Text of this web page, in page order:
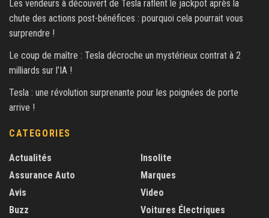
Les vendeurs à découvert de Tesla raflent le jackpot après la
chute des actions post-bénéfices : pourquoi cela pourrait vous
surprendre !
Le coup de maître : Tesla décroche un mystérieux contrat à 2
milliards sur l’IA !
Tesla : une révolution surprenante pour les poignées de porte
arrive !
CATEGORIES
Actualités
Assurance Auto
Avis
Buzz
Insolite
Marques
Video
Voitures Électriques